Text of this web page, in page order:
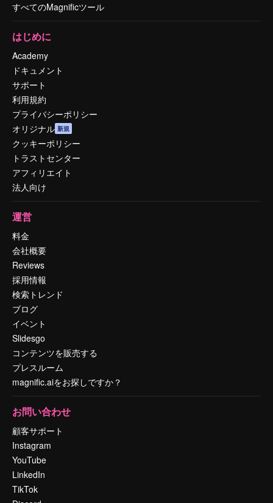
すべてのMagnificツール
はじめに
Academy
ドキュメント
サポート
利用規約
プライバシーポリシー
オリジナル 新規
クッキーポリシー
トラストセンター
アフィリエイト
法人向け
運営
料金
会社概要
Reviews
採用情報
検索トレンド
ブログ
イベント
Slidesgo
コンテンツを販売する
プレスルーム
magnific.aiをお探しですか？
お問い合わせ
顧客サポート
Instagram
YouTube
LinkedIn
TikTok